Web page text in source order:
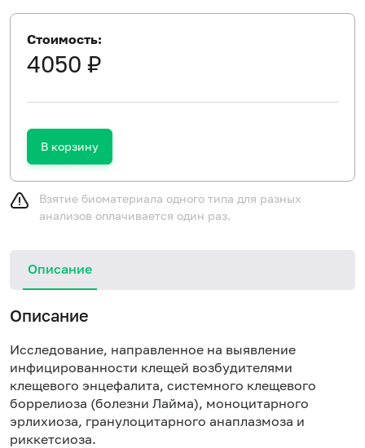
Стоимость:
4050 ₽
В корзину
Взятие биоматериала одного типа для разных
анализов оплачивается один раз.
Описание
Описание
Исследование, направленное на выявление
инфицированности клещей возбудителями
клещевого энцефалита, системного клещевого
боррелиоза (болезни Лайма), моноцитарного
эрлихиоза, гранулоцитарного анаплазмоза и
риккетсиоза.